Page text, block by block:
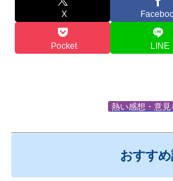
X
Pocket LINE
熱い感想・意見
おすす